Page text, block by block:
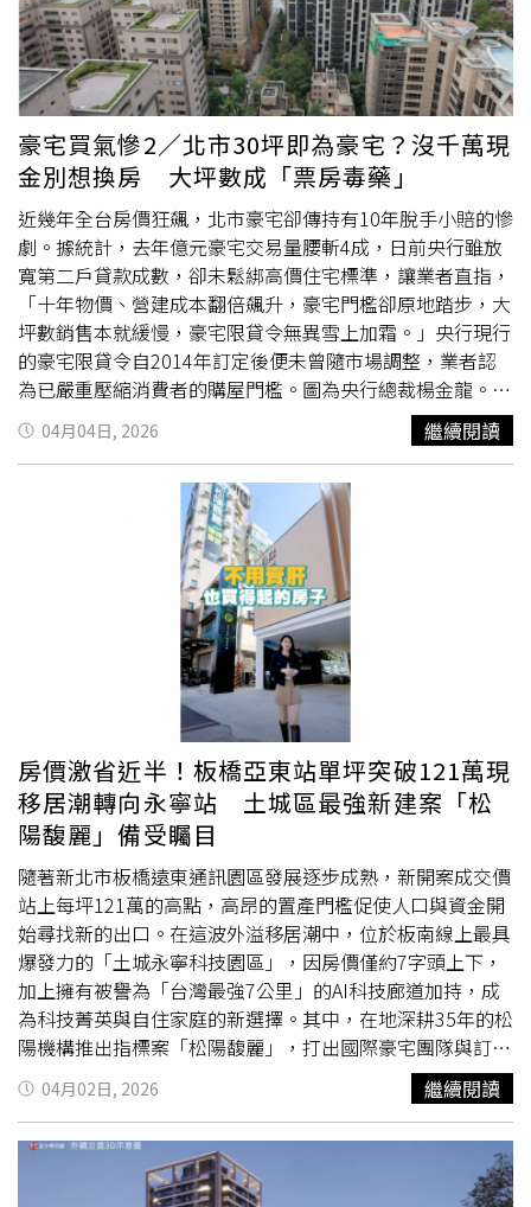
氣全擠進「這幾區」 專家揭跳漲14.6%真相越等越貴！ 七
都最新購屋門檻曝 新竹晚5年「得多掏240萬」要等還是
衝？ 全台新案開價「跌回兩年前」一表看房市新變化
治、戰爭等國際局勢，民眾等房價下跌、觀望氣氛濃；然而
實際上，房價就跟物價一樣，幾乎是「有去無回」。專家認
為，預售屋付款輕鬆又能賺增值紅利，以目前政策逐步放寬
的態勢，3年後交屋時，貸款限制問題或許已恢復過往常
態。（示意圖／林榮芳攝）專家普遍認為，房價頂多因市場
不佳小修，但不會出現大幅下跌，核心原因在於台灣土地價
格長期居高不下，通貨膨脹更推升原料、工資，萬物齊漲讓
造價持續攀升，建商沒理由要做賠本生意。富比士網路科技
公司執行長陳高超也表示，過去建築業獲利維持15~20%，
如今降至10%以下，建商只能咬牙撐住價格，不會輕易降價
拋售，成本問題讓價格難以下修，建商只會轉而以高規格裝
潢或贈品維持售價競爭力。新聯陽代銷董事長王志祥也提到
若消費者有購屋需求，又遇上合適格局產品，就該果斷進
場，「等房價跌到底」可能永遠等不到那個點。王志祥也進
一步說明，若現金充裕、有馬上入住的需求，建議可選成
屋；預售則適合分期付款，彈性更高。不過，優質成屋庫存
有限，以雙北來說，好地段、座向、格局早已在預售階段就
被搶光，其實買預售比較能確保拿到心儀產品，存錢負擔也
相對輕鬆。甲山林董事長祝文宇也表示，房地產不像股票、
黃金或加密貨幣，一天內從未出現10%漲跌紀錄，其穩定性
在世界局勢混沌不明、低利率環境下，成為資產保值、抗通
膨的標的。甲山林也特別設置房地產理財中心，協助民眾掌
握正確購屋、財務、稅務等理財資訊。總結來看，政府鬆綁
房貸成數開啟買氣復甦，但房價仍有堅挺無跌勢的理由支
撐。專家與業者認為，現在自住需求主導市場，搭配誠意售
換屋族與首購族布局的不二時機，建議有需求
的民眾盡早評估自身財務，把握這波轉機。
豪宅買氣慘2／北市30坪即為豪宅？沒千萬現
金別想換房 大坪數成「票房毒藥」
近幾年全台房價狂飆，北市豪宅卻傳持有10年脫手小賠的慘
劇。據統計，去年億元豪宅交易量腰斬4成，日前央行雖放
寬第二戶貸款成數，卻未鬆綁高價住宅標準，讓業者直指，
「十年物價、營建成本翻倍飆升，豪宅門檻卻原地踏步，大
坪數銷售本就緩慢，豪宅限貸令無異雪上加霜。」央行現行
的豪宅限貸令自2014年訂定後便未曾隨市場調整，業者認
為已嚴重壓縮消費者的購屋門檻。圖為央行總裁楊金龍。
（圖／報系資料庫）根據實價登錄發現，近半年台北市億級
豪宅屢傳賠售交易，去年9月，捷運東門站附近的「璞園信
義」低樓層戶，以1.58億元轉售，與2013年入手時相比，
帳面虧損超過600萬元；今年1月，松江路的「華固松疆」
低樓層戶以1.28億元成交，也比2014年買進時少了350萬
元。台灣房屋趨勢中心執行長張旭嵐觀察，賠錢賣的豪宅交
易主要有「社區規模小」、「缺乏隱密性」、「中低樓層
戶」3大共同點，不過確實因近年政府打房，對於高總價住
宅祭出諸多限制，包括高總價宅貸款成數降為3成、法人購
買住宅採許可制，都大幅限縮了高資產族購買豪宅的意願和
靈活性。事實上，央行於2014年起修訂對高價住宅的認定
標準，凡台北市總價7,000萬元、新北市6,000萬元、其他地
區4,000萬元以上之住宅，凡「鑑價或買賣金額」碰觸門
檻，貸款額度便受到限制，原本可貸4成，2024年9月20日
又再收緊剩3成，且無寬限期。然根據各大房仲與實價登錄
統計，六都新成屋近5年平均漲幅超過 50%，但高價住宅認
定標準卻10多年未配合大環境調整，引來業者不滿。房仲全
聯會理事長王瑞祺以台中豪宅門檻4,000萬元為例，有人2年
前購買時預售價3,800萬元，今年將交屋但房價增值已超過
豪宅門檻，貸款成數被迫限制最高3成，等同立即要面對7成
的自備款、也就是2,660萬元才能交屋，讓購屋人頭痛不
已。大台中不動產公會理事長蕭成忠就說，現在只要超過3
房，總價就會超過高價宅的門檻，所以3房、4房沒人要；台
中電梯別墅也幾乎都超過總價4,000萬元，但高額的自備
款，讓許多想三代同堂的家庭卻步，「央行不應該懲罰人口
多的房型！」中南部不少新透天產品、電梯別墅也都觸及豪
宅線，貸款最高只能3成，造成換屋民眾卻步。（圖／業者
提供）即將出任世界不動產聯合會總會會長的龍寶建設董事
04月04日, 2026 繼續閱讀
房價激省近半！板橋亞東站單坪突破121萬現
移居潮轉向永寧站 土城區最強新建案「松
陽馥麗」備受矚目
隨著新北市板橋遠東通訊園區發展逐步成熟，新開案成交價
站上每坪121萬的高點，高昂的置產門檻促使人口與資金開
始尋找新的出口。在這波外溢移居潮中，位於板南線上最具
爆發力的「土城永寧科技園區」，因房價僅約7字頭上下，
加上擁有被譽為「台灣最強7公里」的AI科技廊道加持，成
為科技菁英與自住家庭的新選擇。其中，在地深耕35年的松
陽機構推出指標案「松陽馥麗」，打出國際豪宅團隊與訂簽
48萬起送全室裝潢，成為這波房市熱潮中的焦點。近期房市
在高房價與貸款政策雙重壓力下，不少首購族開始尋找「負
擔得起、又具成長潛力」的住宅產品。位於新北市土城永寧
核心生活圈的「松陽馥麗」，因主打低門檻入主與全室裝潢
方案，吸引許多自住族群與年輕家庭關注。不少民眾好奇，
04月02日, 2026 繼續閱讀